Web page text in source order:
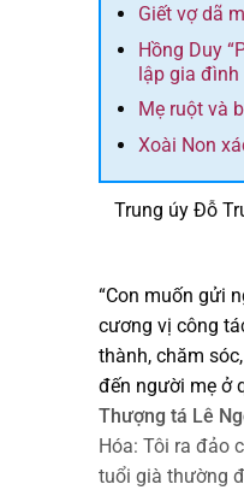
Giết vợ dã
Hồng Duy
lập gia đình
Mẹ ruột và
Xoài Non
Trung úy Đỗ
“Con muốn gửi
cương vị công
thành, chăm
đến người mẹ ở
Thượng tá Lê
Hóa: Tôi ra đảo
tuổi già thường